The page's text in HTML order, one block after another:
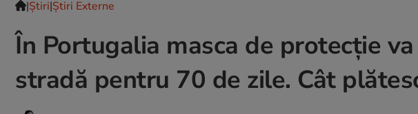
|Ştiri|Știri Externe
În Portugalia masca de protecție
stradă pentru 70 de zile. Cât